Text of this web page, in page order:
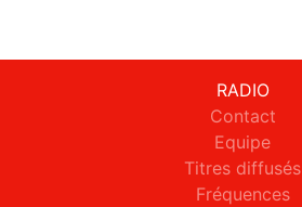
RADIO
Contact
Equipe
Titres diffusés
Fréquences